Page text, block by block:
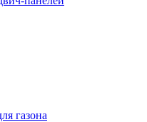
газона